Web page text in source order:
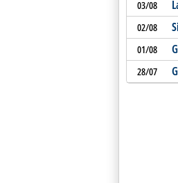
03/08
02/08
01/08
28/07